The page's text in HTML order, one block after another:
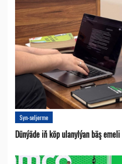
Syn-seljerme
Dünýäde iň köp ulanylýan bäş